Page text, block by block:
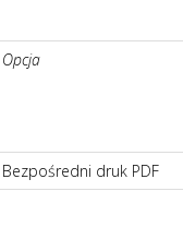
Opcja
Bezpośredni druk PDF